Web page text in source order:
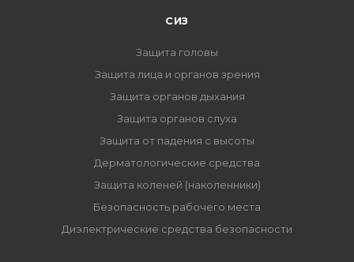
СИЗ
Защита головы
Защита лица и органов зрения
Защита органов дыхания
Защита органов слуха
Защита от падения с высоты
Дерматологические средства
Защита коленей (наколенники)
Безопасность рабочего места
Диэлектрические средства безопасности